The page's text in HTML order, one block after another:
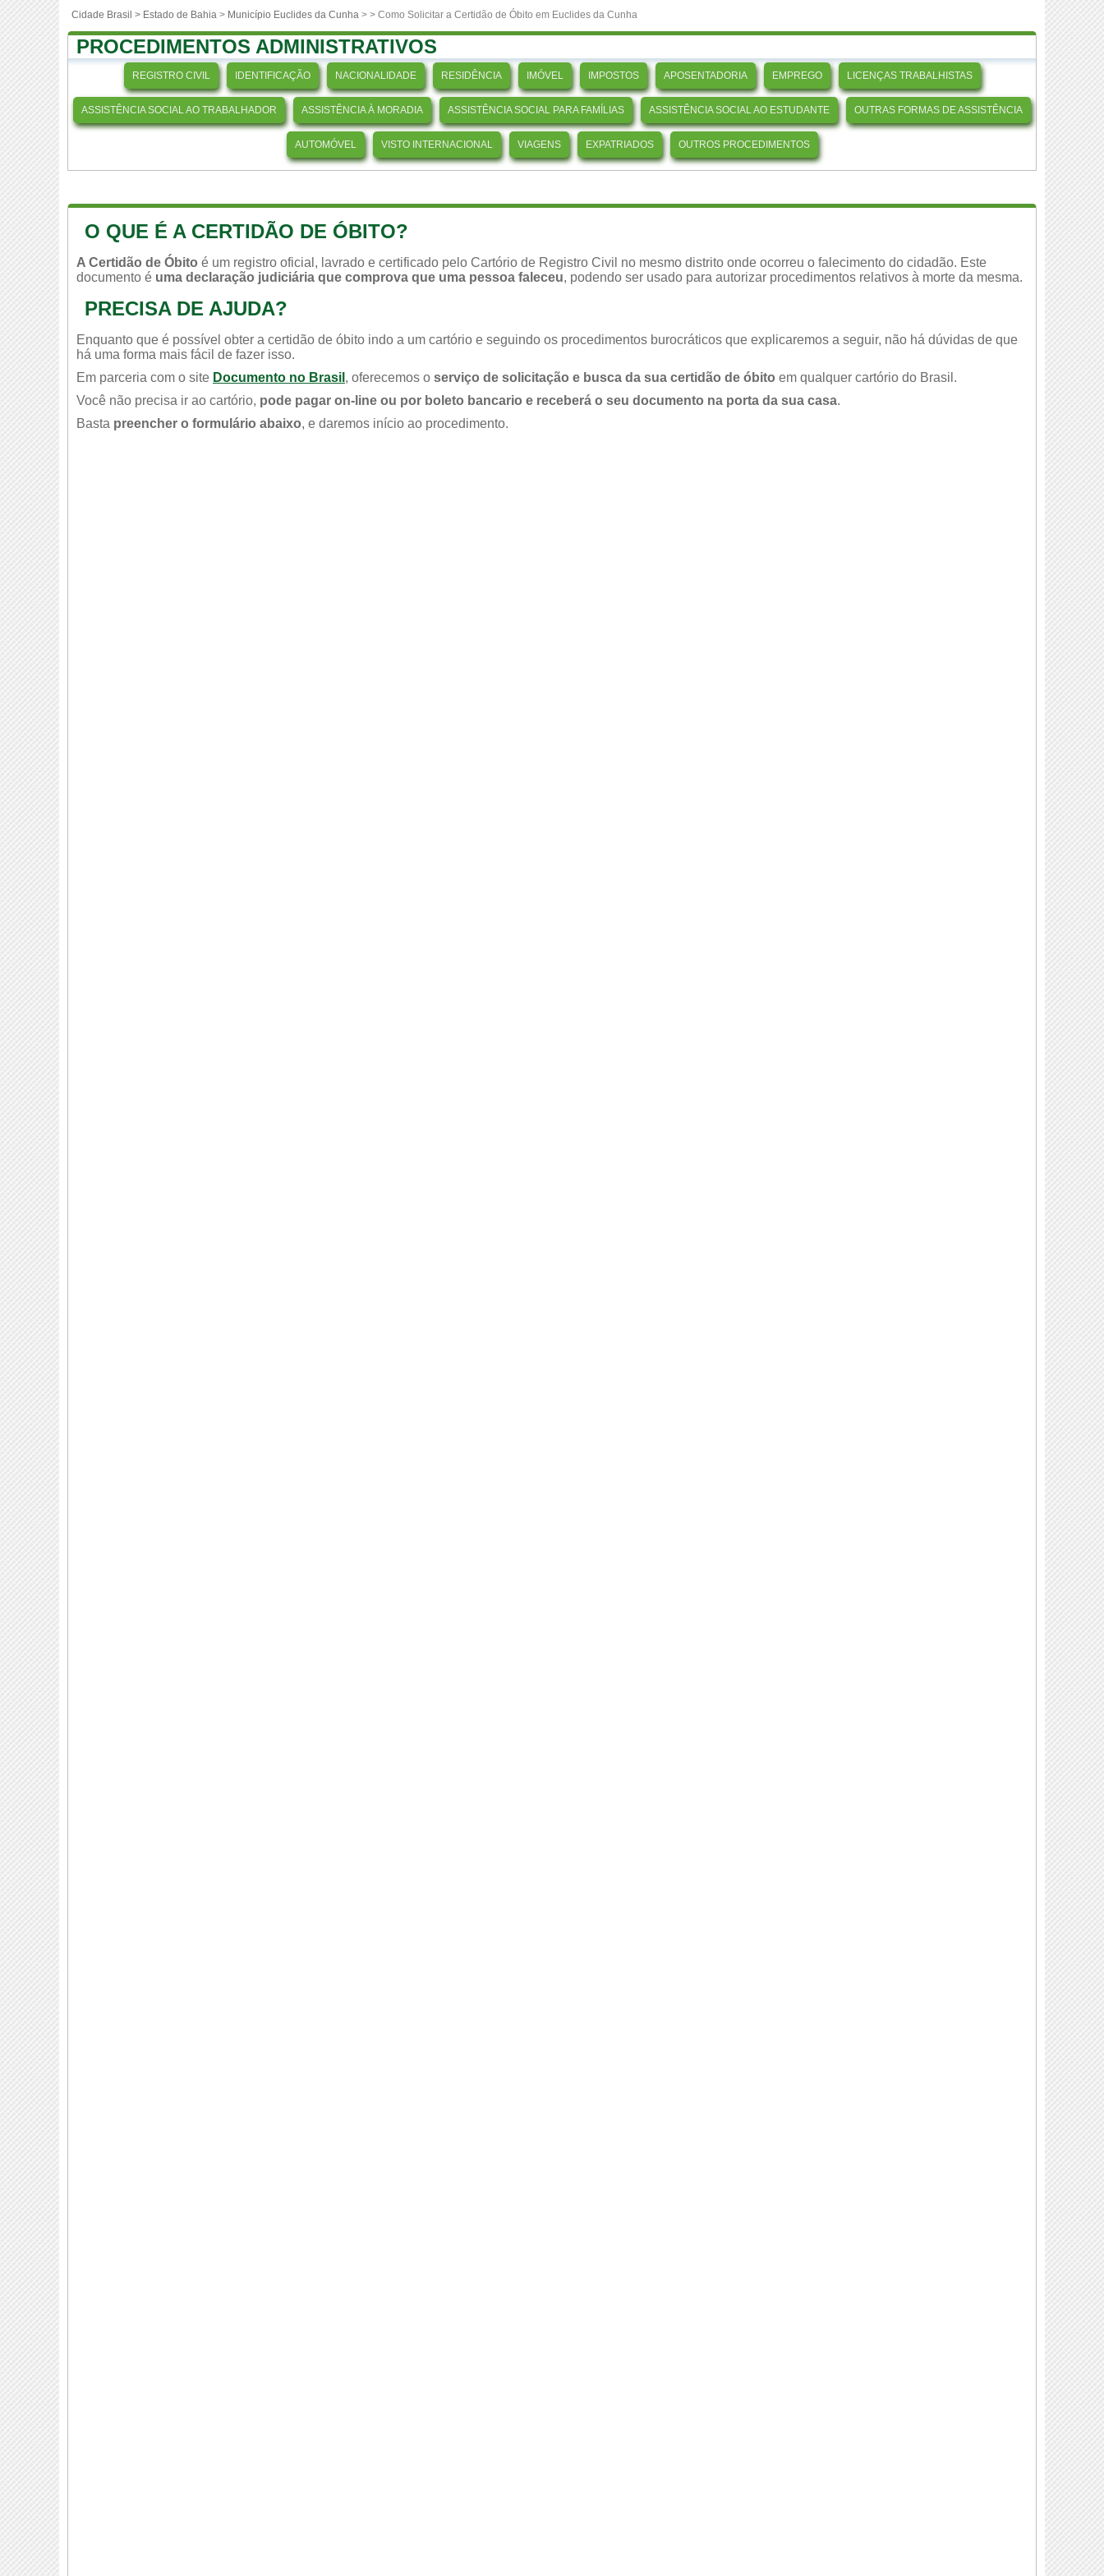
Cidade Brasil > Estado de Bahia > Município Euclides da Cunha > > Como Solicitar a Certidão de Óbito em Euclides da Cunha
PROCEDIMENTOS ADMINISTRATIVOS
REGISTRO CIVIL IDENTIFICAÇÃO NACIONALIDADE RESIDÊNCIA IMÓVEL IMPOSTOS APOSENTADORIA EMPREGO LICENÇAS TRABALHISTAS
ASSISTÊNCIA SOCIAL AO TRABALHADOR ASSISTÊNCIA À MORADIA ASSISTÊNCIA SOCIAL PARA FAMÍLIAS ASSISTÊNCIA SOCIAL AO ESTUDANTE OUTRAS FORMAS DE ASSISTÊNCIA
AUTOMÓVEL VISTO INTERNACIONAL VIAGENS EXPATRIADOS OUTROS PROCEDIMENTOS
O QUE É A CERTIDÃO DE ÓBITO?
A Certidão de Óbito é um registro oficial, lavrado e certificado pelo Cartório de Registro Civil no mesmo distrito onde ocorreu o falecimento do cidadão. Este
documento é uma declaração judiciária que comprova que uma pessoa faleceu, podendo ser usado para autorizar procedimentos relativos à morte da mesma.
PRECISA DE AJUDA?
Enquanto que é possível obter a certidão de óbito indo a um cartório e seguindo os procedimentos burocráticos que explicaremos a seguir, não há dúvidas de que
há uma forma mais fácil de fazer isso.
Em parceria com o site Documento no Brasil , oferecemos o serviço de solicitação e busca da sua certidão de óbito em qualquer cartório do Brasil.
Você não precisa ir ao cartório, pode pagar on-line ou por boleto bancario e receberá o seu documento na porta da sua casa.
Basta preencher o formulário abaixo, e daremos início ao procedimento.